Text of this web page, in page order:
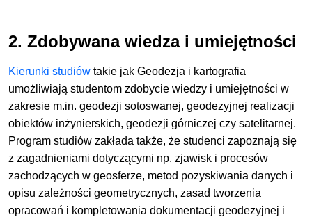
2. Zdobywana wiedza i umiejętności
Kierunki studiów takie jak Geodezja i kartografia
umożliwiają studentom zdobycie wiedzy i umiejętności w
zakresie m.in. geodezji sotoswanej, geodezyjnej realizacji
obiektów inżynierskich, geodezji górniczej czy satelitarnej.
Program studiów zakłada także, że studenci zapoznają się
z zagadnieniami dotyczącymi np. zjawisk i procesów
zachodzących w geosferze, metod pozyskiwania danych i
opisu zależności geometrycznych, zasad tworzenia
opracowań i kompletowania dokumentacji geodezyjnej i